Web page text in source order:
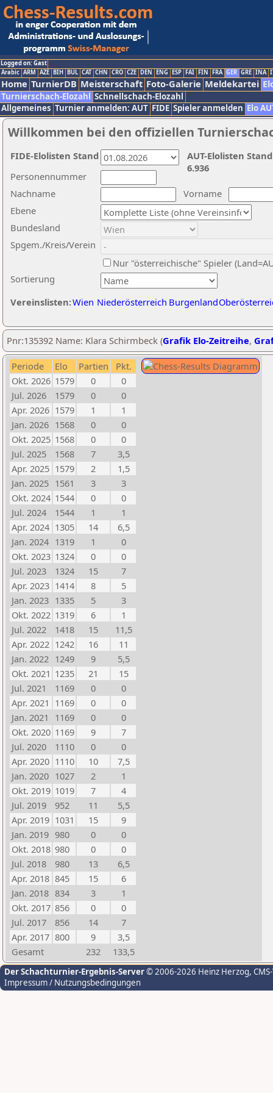
Logged on: Gast
Arabic ARM AZE BIH BUL CAT CHN CRO CZE DEN ENG ESP FAI FIN FRA GER GRE INA
Home TurnierDB Meisterschaft Foto-Galerie Meldekartei
Turnierschach-Elozahl Schnellschach-Elozahl
Allgemeines Turnier anmelden: AUT FIDE Spieler anmelden Elo
Willkommen bei den offiziellen
Nachname
Vorname
Ebene
Sortierung
Personennummer
Bundesland
Spgem./Kreis/Verein
Nur "österreichische" Spieler
Vereinslisten:Wien Niederösterreich Burgenland
AUT-Elolisten
6.936
FIDE-Elolisten Stand
Pnr:135392 Name: Klara Schirmbeck (Grafik Elo-Zeitreihe,
Periode Elo Partien
Pkt.
Okt. 2026 1579 0
0
Jul. 2026
1579 0
0
Apr. 2026 1579 1
1
Jan. 2026 1568 0
0
Okt. 2025 1568 0
0
Jul. 2025
1568 7
3,5
Apr. 2025 1579 2
1,5
Jan. 2025 1561 3
3
Okt. 2024 1544 0
0
Jul. 2024
1544 1
1
Apr. 2024 1305 14
6,5
Jan. 2024 1319 1
0
Okt. 2023 1324 0
0
Jul. 2023
1324 15
7
Apr. 2023 1414 8
5
Jan. 2023 1335 5
3
Okt. 2022 1319 6
1
Jul. 2022
1418 15
11,5
Apr. 2022 1242 16
11
Jan. 2022 1249 9
5,5
Okt. 2021 1235 21
15
Jul. 2021
1169 0
0
Apr. 2021 1169 0
0
Jan. 2021
1169 0
0
Okt. 2020 1169 9
7
Jul. 2020
1110 0
0
Apr. 2020 1110 10
7,5
Jan. 2020 1027 2
1
Okt. 2019 1019 7
4
Jul. 2019
952 11
5,5
Apr. 2019 1031 15
9
Jan. 2019 980 0
0
Okt. 2018 980 0
0
Jul. 2018
980 13
6,5
Apr. 2018 845 15
6
Jan. 2018 834 3
1
Okt. 2017 856 0
0
Jul. 2017
856 14
7
Apr. 2017 800 9
3,5
Gesamt
232 133,5
Der Schachturnier-Ergebnis-Server© 2006-2026 Heinz Herzog,
Impressum / Nutzungsbedingungen